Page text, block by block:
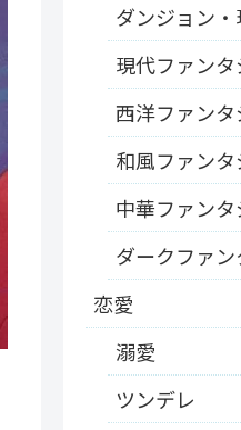
ダンジョン
現代ファンタ
西洋ファンタ
和風ファンタ
中華ファンタ
ダークファ
恋愛
溺愛
ツンデレ